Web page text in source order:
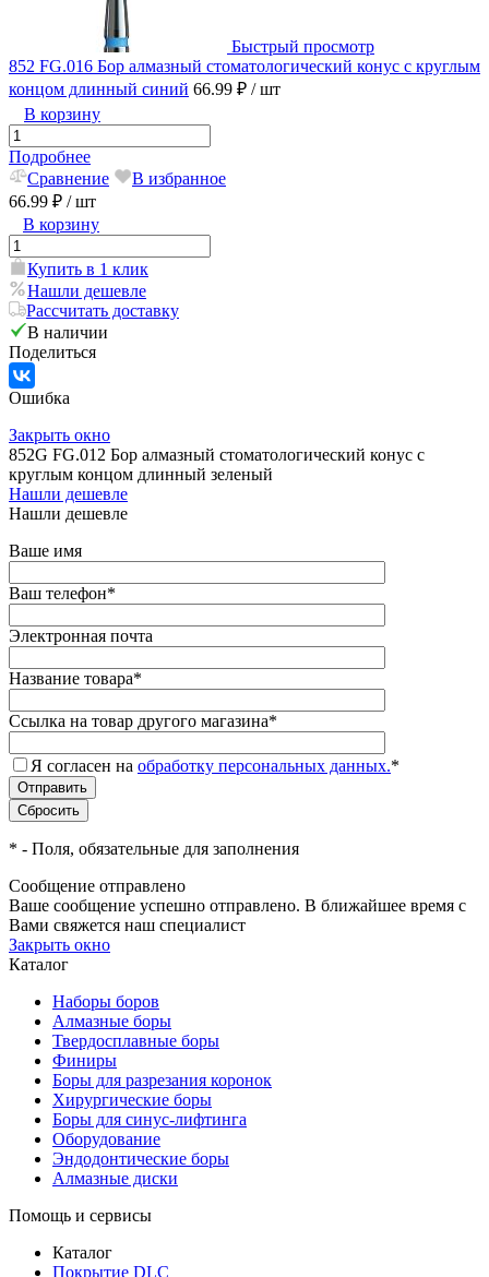
Быстрый просмотр
852 FG.016 Бор алмазный стоматологический конус с круглым
концом длинный синий 66.99 ₽ / шт
В корзину
Подробнее
Сравнение
В избранное
66.99 ₽ / шт
В корзину
Купить в 1 клик
Нашли дешевле
Рассчитать доставку
В наличии
Поделиться
Ошибка
Закрыть окно
852G FG.012 Бор алмазный стоматологический конус с
круглым концом длинный зеленый
Нашли дешевле
Нашли дешевле
Ваше имя
Ваш телефон*
Электронная почта
Название товара*
Ссылка на товар другого магазина*
Я согласен на обработку персональных данных.*
* - Поля, обязательные для заполнения
Сообщение отправлено
Ваше сообщение успешно отправлено. В ближайшее время с
Вами свяжется наш специалист
Закрыть окно
Каталог
Наборы боров
Алмазные боры
Твердосплавные боры
Финиры
Боры для разрезания коронок
Хирургические боры
Боры для синус-лифтинга
Оборудование
Эндодонтические боры
Алмазные диски
Помощь и сервисы
Каталог
Покрытие DLC